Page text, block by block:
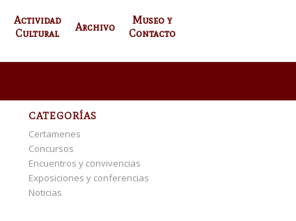
Actividad
Cultural
Archivo
Museo y
Contacto
CATEGORÍAS
Certamenes
Concursos
Encuentros y convivencias
Exposiciones y conferencias
Noticias